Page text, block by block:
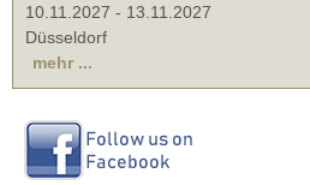
10.11.2027 - 13.11.2027
Düsseldorf
mehr ...